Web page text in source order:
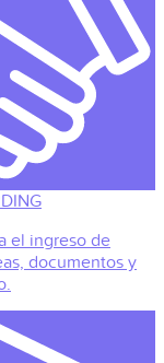
el ingreso de
documentos y